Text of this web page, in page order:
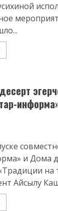
и Дома
на
Айсылу